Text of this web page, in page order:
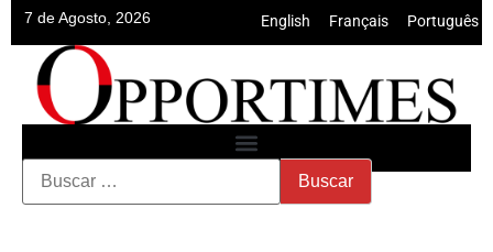
7 de Agosto, 2026 English Français Português